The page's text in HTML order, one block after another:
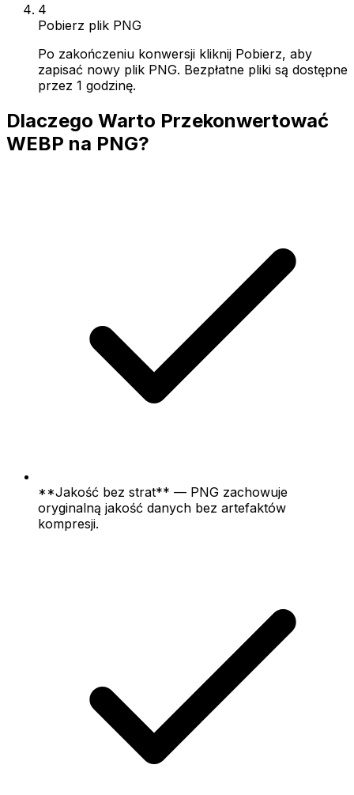
4
Pobierz plik PNG
Po zakończeniu konwersji kliknij Pobierz, aby
zapisać nowy plik PNG. Bezpłatne pliki są dostępne
przez 1 godzinę.
Dlaczego Warto Przekonwertować
WEBP na PNG?
**Jakość bez strat** — PNG zachowuje
oryginalną jakość danych bez artefaktów
kompresji.